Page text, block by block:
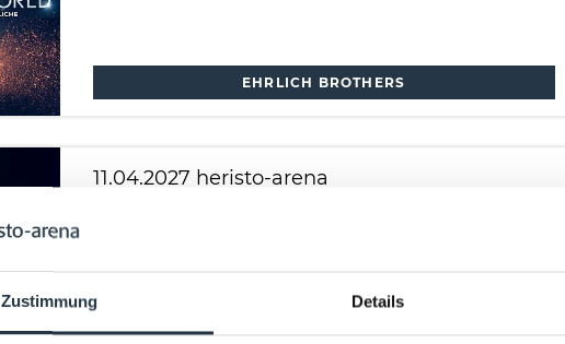
Zustimmung Details
EHRLICH BROTHERS
11.04.2027 heristo-arena